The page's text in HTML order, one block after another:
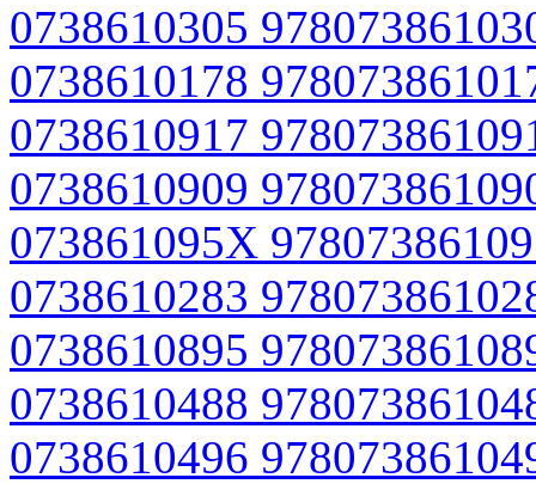
0738610305
0738610178
0738610917
0738610909
073861095X
0738610283
0738610895
0738610488
0738610496